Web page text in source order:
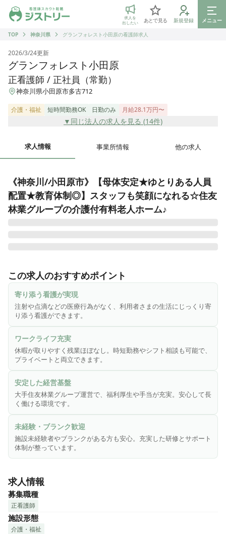
ジストリー 看護師の転職マッチング
求人を
出したい
あとで見る 新規登録
メニュー
TOP
神奈川県 グランフォレスト小田原の看護師求人
2026/3/24更新
グランフォレスト小田原
正看護師 / 正社員（常勤）
神奈川県小田原市多古712
介護・福祉 短時間勤務OK 日勤のみ 月給28.1万円〜
▼同じ法人の求人を見る (14件)
求人情報 事業所情報 他の求人
《神奈川/小田原市》【母体安定★ゆとりある人員
配置★教育体制◎】スタッフも笑顔になれる☆住友
林業グループの介護付有料老人ホーム♪
アライフを◇◆
《介護付き有料老人ホーム ふじロマンスについて》
住友林業グループの「スミリンフィルケア株式会社」が、
2006年神奈川県小田原市に開設（60名）。小田原市内の静か
な場所にある「ふじロマンス」。色とりどりの花々で四季を
感じられる屋上庭園からは、小田原市外を一望できます。ま
た天気の良い日には展望室から富士山を見れることも。穏や
かで自然にあふれた環境で、ゆったりとした時間を過ごせる
場所です。
♪♪【働く魅力はここ】♪♪
◎《医療行為なし！利用者さまにしっかり向き合える環境》
バイタルチェックや服薬管理がメイン！注射や点滴などの医
療行為はありません。ゆとりある人員配置で、業務に追われ
ることもありません。「病気」ではなく、ゆったりと「生活
に寄り添う」看護が提供できます⭐︎
仕事だけでなくプライベートの時間も大切にしてほしいと考
えている法人です♪
休暇が取りやすい＆残業ほぼなし！時短勤務やシフトの相談
可能で、さまざまなライフスタイルに柔軟に対応いただけま
す♪子育て世代も多数活躍♪
この求人のおすすめポイント
寄り添う看護が実現
注射や点滴などの医療行為がなく、利用者さまの生活にじっくり寄
り添う看護ができます。
ワークライフ充実
休暇が取りやすく残業ほぼなし。時短勤務やシフト相談も可能で、
プライベートと両立できます。
安定した経営基盤
大手住友林業グループ運営で、福利厚生や手当が充実。安心して長
く働ける環境です。
未経験・ブランク歓迎
施設未経験者やブランクがある方も安心。充実した研修とサポート
体制が整っています。
求人情報
募集職種
正看護師
施設形態
介護・福祉